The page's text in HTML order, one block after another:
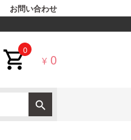
お問い合わせ
0
¥ 0